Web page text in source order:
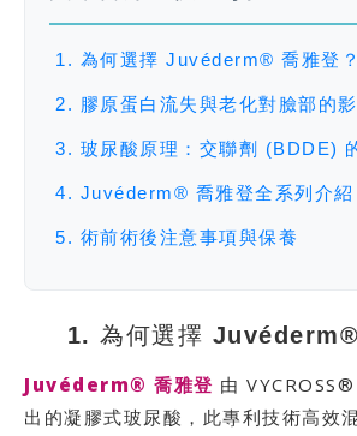
1. 為何選擇 Juvéderm® 喬雅登
2. 膠原蛋白流失與老化對臉部的
3. 玻尿酸原理：交聯劑 (BDDE)
4. Juvéderm® 喬雅登全系列介紹
5. 術前術後注意事項與保養
1. 為何選擇 Juvéderm®
Juvéderm® 喬雅登 由
出的凝膠式玻尿酸，此專利技術高效